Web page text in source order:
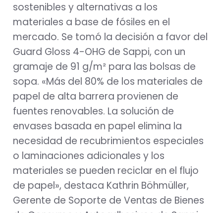
sostenibles y alternativas a los
materiales a base de fósiles en el
mercado. Se tomó la decisión a favor del
Guard Gloss 4-OHG de Sappi, con un
gramaje de 91 g/m² para las bolsas de
sopa. «Más del 80% de los materiales de
papel de alta barrera provienen de
fuentes renovables. La solución de
envases basada en papel elimina la
necesidad de recubrimientos especiales
o laminaciones adicionales y los
materiales se pueden reciclar en el flujo
de papel», destaca Kathrin Böhmüller,
Gerente de Soporte de Ventas de Bienes